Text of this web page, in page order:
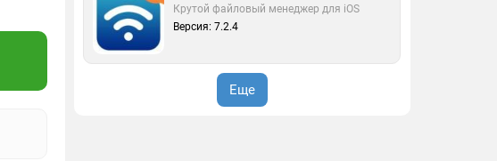
Крутой файловый менеджер для iOS
Версия: 7.2.4
Еще